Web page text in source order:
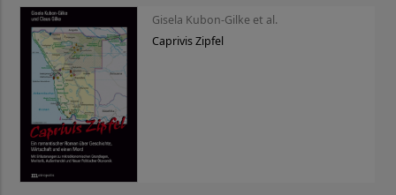
Gisela Kubon-Gilke et al.
Caprivis Zipfel